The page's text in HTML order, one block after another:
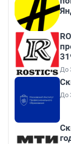
До
До